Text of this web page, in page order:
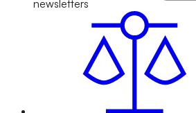
newsletters